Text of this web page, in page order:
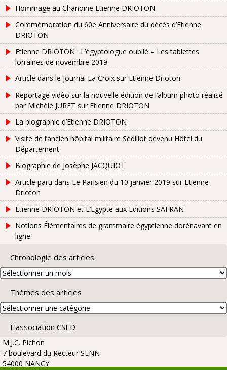
Hommage au Chanoine Etienne DRIOTON
Commémoration du 60e Anniversaire du décès d’Etienne
DRIOTON
Etienne DRIOTON : L’égyptologue oublié – Les tablettes
lorraines de novembre 2019
Article dans le journal La Croix sur Etienne Drioton
Reportage vidèo sur la nouvelle édition de l’album photo réalisé
par Michèle JURET sur Etienne DRIOTON
La biographie d’Etienne DRIOTON
Visite de l’ancien hôpital militaire Sédillot devenu Hôtel du
Département
Biographie de Josèphe JACQUIOT
Article paru dans Le Parisien du 10 janvier 2019 sur Etienne
Drioton
Etienne DRIOTON et L’Egypte aux Editions SAFRAN
Notions Élémentaires de grammaire égyptienne dorénavant en
ligne
Chronologie des articles
Chronologie
articlesThèmes des articles
Thèmes
articlesL’association CSED
M.J.C. Pichon
7 boulevard du Recteur SENN
54000 NANCY